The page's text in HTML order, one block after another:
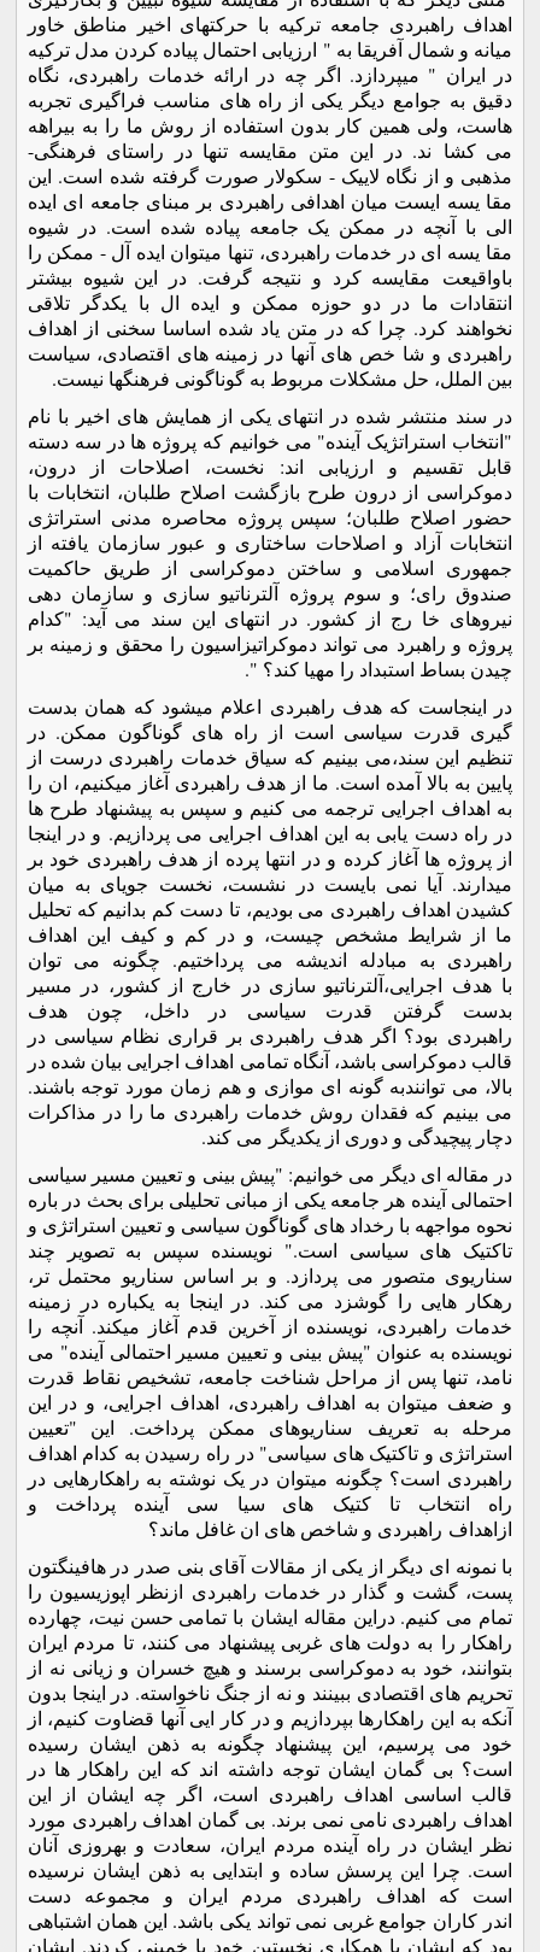
اهداف راهبردی جامعه ترکیه با حرکتهای اخیر مناطق خاور
میانه و شمال آفریقا به " ارزیابی احتمال پیاده کردن مدل ترکیه
در ایران " میپردازد. اگر چه در ارائه خدمات راهبردی، نگاه
دقیق به جوامع دیگر یکی از راه های مناسب فراگیری تجربه
هاست، ولی همین کار بدون استفاده از روش ما را به بیراهه
می کشا ند. در این متن مقایسه تنها در راستای فرهنگی-
مذهبی و از نگاه لاییک - سکولار صورت گرفته شده است. این
مقا یسه ایست میان اهدافی راهبردی بر مبنای جامعه ای ایده
الی با آنچه در ممکن یک جامعه پیاده شده است. در شیوه
مقا یسه ای در خدمات راهبردی، تنها میتوان ایده آل - ممکن را
باواقیعت مقایسه کرد و نتیجه گرفت. در این شیوه بیشتر
انتقادات ما در دو حوزه ممکن و ایده ال با یکدگر تلاقی
نخواهند کرد. چرا که در متن یاد شده اساسا سخنی از اهداف
راهبردی و شا خص های آنها در زمینه های اقتصادی، سیاست
بین الملل، حل مشکلات مربوط به گوناگونی فرهنگها نیست.
در سند منتشر شده در انتهای یکی از همایش های اخیر با نام
"انتخاب استراتژیک آینده" می خوانیم که پروژه ها در سه دسته
قابل تقسیم و ارزیابی اند: نخست، اصلاحات از درون،
دموکراسی از درون طرح بازگشت اصلاح طلبان، انتخابات با
حضور اصلاح طلبان؛ سپس پروژه محاصره مدنی استراتژی
انتخابات آزاد و اصلاحات ساختاری و عبور سازمان یافته از
جمهوری اسلامی و ساختن دموکراسی از طریق حاکمیت
صندوق رای؛ و سوم پروژه آلترناتیو سازی و سازمان دهی
نیروهای خا رج از کشور. در انتهای این سند می آید: "کدام
پروژه و راهبرد می تواند دموکراتیزاسیون را محقق و زمینه بر
چیدن بساط استبداد را مهیا کند؟ ".
در اینجاست که هدف راهبردی اعلام میشود که همان بدست
گیری قدرت سیاسی است از راه های گوناگون ممکن. در
تنظیم این سند،می بینیم که سیاق خدمات راهبردی درست از
پایین به بالا آمده است. ما از هدف راهبردی آغاز میکنیم، ان را
به اهداف اجرایی ترجمه می کنیم و سپس به پیشنهاد طرح ها
در راه دست یابی به این اهداف اجرایی می پردازیم. و در اینجا
از پروژه ها آغاز کرده و در انتها پرده از هدف راهبردی خود بر
میدارند. آیا نمی بایست در نشست، نخست جویای به میان
کشیدن اهداف راهبردی می بودیم، تا دست کم بدانیم که تحلیل
ما از شرایط مشخص چیست، و در کم و کیف این اهداف
راهبردی به مبادله اندیشه می پرداختیم. چگونه می توان
با هدف اجرایی،آلترناتیو سازی در خارج از کشور، در مسیر
بدست گرفتن قدرت سیاسی در داخل، چون هدف
راهبردی بود؟ اگر هدف راهبردی بر قراری نظام سیاسی در
قالب دموکراسی باشد، آنگاه تمامی اهداف اجرایی بیان شده در
بالا، می توانندبه گونه ای موازی و هم زمان مورد توجه باشند.
می بینیم که فقدان روش خدمات راهبردی ما را در مذاکرات
دچار پیچیدگی و دوری از یکدیگر می کند.
در مقاله ای دیگر می خوانیم: "پیش بینی و تعیین مسیر سیاسی
احتمالی آینده هر جامعه یکی از مبانی تحلیلی برای بحث در باره
نحوه مواجهه با رخداد های گوناگون سیاسی و تعیین استراتژی و
تاکتیک های سیاسی است." نویسنده سپس به تصویر چند
سناریوی متصور می پردازد. و بر اساس سناریو محتمل تر،
رهکار هایی را گوشزد می کند. در اینجا به یکباره در زمینه
خدمات راهبردی، نویسنده از آخرین قدم آغاز میکند. آنچه را
نویسنده به عنوان "پیش بینی و تعیین مسیر احتمالی آینده" می
نامد، تنها پس از مراحل شناخت جامعه، تشخیص نقاط قدرت
و ضعف میتوان به اهداف راهبردی، اهداف اجرایی، و در این
مرحله به تعریف سناریوهای ممکن پرداخت. این "تعیین
استراتژی و تاکتیک های سیاسی" در راه رسیدن به کدام اهداف
راهبردی است؟ چگونه میتوان در یک نوشته به راهکارهایی در
راه انتخاب تا کتیک های سیا سی آینده پرداخت و
ازاهداف راهبردی و شاخص های ان غافل ماند؟
با نمونه ای دیگر از یکی از مقالات آقای بنی صدر در هافینگتون
پست، گشت و گذار در خدمات راهبردی ازنظر اپوزیسیون را
تمام می کنیم. دراین مقاله ایشان با تمامی حسن نیت، چهارده
راهکار را به دولت های غربی پیشنهاد می کنند، تا مردم ایران
بتوانند، خود به دموکراسی برسند و هیچ خسران و زیانی نه از
تحریم های اقتصادی ببینند و نه از جنگ ناخواسته. در اینجا بدون
آنکه به این راهکارها بپردازیم و در کار ایی آنها قضاوت کنیم، از
خود می پرسیم، این پیشنهاد چگونه به ذهن ایشان رسیده
است؟ بی گمان ایشان توجه داشته اند که این راهکار ها در
قالب اساسی اهداف راهبردی است، اگر چه ایشان از این
اهداف راهبردی نامی نمی برند. بی گمان اهداف راهبردی مورد
نظر ایشان در راه آینده مردم ایران، سعادت و بهروزی آنان
است. چرا این پرسش ساده و ابتدایی به ذهن ایشان نرسیده
است که اهداف راهبردی مردم ایران و مجموعه دست
اندر کاران جوامع غربی نمی تواند یکی باشد. این همان اشتباهی
بود که ایشان با همکاری نخستین خود با خمینی کردند. ایشان